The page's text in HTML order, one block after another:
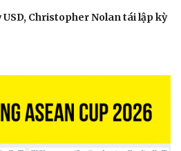
USD, Christopher Nolan tái lập kỳ